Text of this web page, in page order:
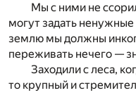
Мы с ними не
могут задать ненужные
землю мы должны
переживать нечего —
Заходили с леса,
то крупный и